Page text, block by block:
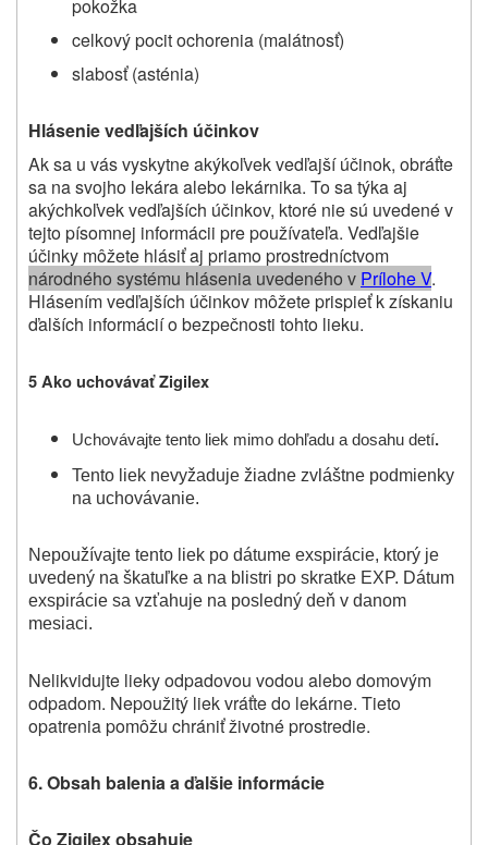
pokožka
celkový pocit ochorenia (malátnosť)
slabosť (asténia)
Hlásenie vedľajších účinkov
Ak sa u vás vyskytne akýkoľvek vedľajší účinok, obráťte
sa na svojho lekára alebo lekárnika. To sa týka aj
akýchkoľvek vedľajších účinkov, ktoré nie sú uvedené v
tejto písomnej informácii pre používateľa. Vedľajšie
účinky môžete hlásiť aj priamo prostredníctvom
národného systému hlásenia uvedeného v Prílohe V.
Hlásením vedľajších účinkov môžete prispieť k získaniu
ďalších informácií o bezpečnosti tohto lieku.
5 Ako uchovávať Zigilex
Uchovávajte tento liek mimo dohľadu a dosahu detí.
Tento liek nevyžaduje žiadne zvláštne podmienky
na uchovávanie.
Nepoužívajte tento liek po dátume exspirácie, ktorý je
uvedený na škatuľke a na blistri po skratke EXP. Dátum
exspirácie sa vzťahuje na posledný deň v danom
mesiaci.
Nelikvidujte lieky odpadovou vodou alebo domovým
odpadom. Nepoužitý liek vráťte do lekárne. Tieto
opatrenia pomôžu chrániť životné prostredie.
6. Obsah balenia a ďalšie informácie
Čo Zigilex obsahuje